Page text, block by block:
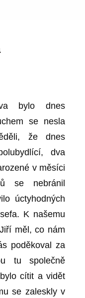
bylo dnes
se nesla
že dnes
dva
v měsíci
se nebránil
úctyhodných
K našemu
měl, co nám
poděkoval za
tu společně
cítit a vidět
se zaleskly v